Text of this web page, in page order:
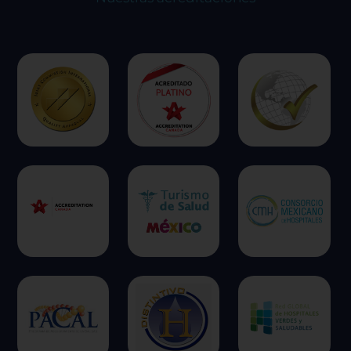
Permitir todas
Cookies dirigidas
Cookies de funcionalidad
Cookies de rendimiento